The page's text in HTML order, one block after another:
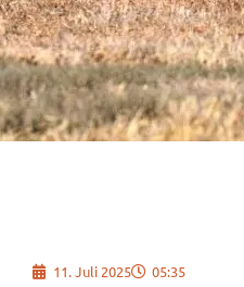
11. Juli 2025 05:35